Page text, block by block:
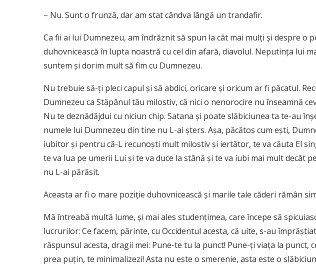
– Nu. Sunt o frunză, dar am stat cândva lângă un trandafir.
Ca fii ai lui Dumnezeu, am îndrăznit să spun la cât mai mulţi şi despre o
duhovnicească în lupta noastră cu cel din afară, diavolul. Neputinţa lui
suntem şi dorim mult să fim cu Dumnezeu.
Nu trebuie să-ţi pleci capul şi să abdici, oricare şi oricum ar fi păcatul.
Dumnezeu ca Stăpânul tău milostiv, că nici o nenorocire nu înseamnă
Nu te deznădăjdui cu niciun chip. Satana şi poate slăbiciunea ta te-au
numele lui Dumnezeu din tine nu L-ai şters. Aşa, păcătos cum eşti,
iubitor şi pentru că-L recunoşti mult milostiv şi iertător, te va căuta El
te va lua pe umerii Lui şi te va duce la stână şi te va iubi mai mult decât
nu L-ai părăsit.
Aceasta ar fi o mare poziţie duhovnicească şi marile tale căderi rămân
Mă întreabă multă lume, şi mai ales studenţimea, care începe să
lucrurilor: Ce facem, părinte, cu Occidentul acesta, că uite, s-au
răspunsul acesta, dragii mei: Pune-te tu la punct! Pune-ţi viaţa la punct,
prea puţin, te minimalizezi! Asta nu este o smerenie, asta este o